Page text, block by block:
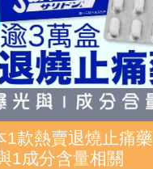
1款熱賣退燒止痛
1成分含量相關